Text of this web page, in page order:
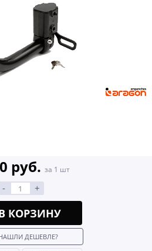
руб. за 1 шт
- +
КОРЗИНУ
ДЕШЕВЛЕ?